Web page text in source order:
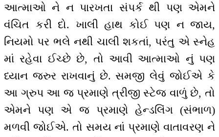
આત્માઓ ને ન પારખતા સંપર્ક થી પણ એમને
વંચિત કરી દો. ખાલી હાથ કોઈ પણ ન જાય,
નિયમો પર ભલે નથી ચાલી શકતાં, પરંતુ એ સ્નેહ
માં રહેવા ઈચ્છે છે, તો આવી આત્માઓ નું પણ
ધ્યાન જરુર રાખવાનું છે. સમજી લેવું જોઈએ કે
આ ગ્રુપ આ જ પ્રમાણે ત્રીજી સ્ટેજ વાળું છે, તો
એમને પણ એ જ પ્રમાણે હેન્ડલિંગ (સંભાળ)
મળવી જોઈએ. તો સમય નાં પ્રમાણે વાતાવરણ ને